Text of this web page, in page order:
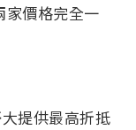
價格完全一
提供最高折抵